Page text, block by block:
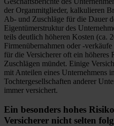
der Organmitglieder, kalkulieren
Ab- und Zuschläge für die Dauer
Eigentümerstruktur des
teils deutlich höheren Kosten (ca.
Firmenübernahmen oder -
für die Versicherer oft ein höheres
Zuschlägen mündet. Einige
mit Anteilen eines Unternehmens
Tochtergesellschaften anderer
immer versichert.
Ein besonders hohes
Versicherer nicht selten